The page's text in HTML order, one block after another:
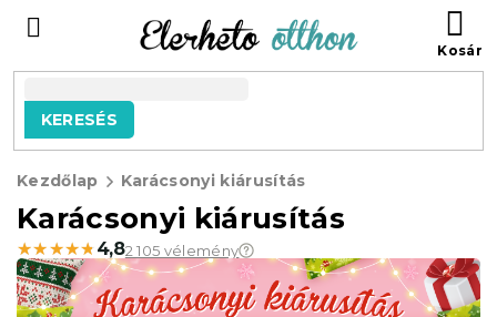
tartalomhoz
KERESÉS
Kezdőlap Karácsonyi kiárusítás
Karácsonyi kiárusítás
★★★★★
★★★★★ 4,82 105 vélemény